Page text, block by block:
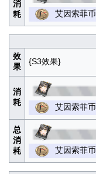
消
耗
艾因索菲币
效
果
{S3效果}
消
耗
艾因索菲币
总
消
耗
艾因索菲币